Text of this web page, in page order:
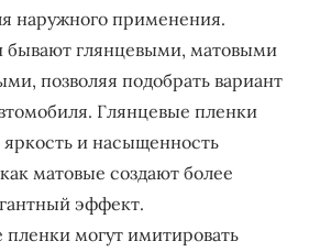
наружного применения.
бывают глянцевыми, матовыми
позволяя подобрать вариант
Глянцевые пленки
и насыщенность
матовые создают более
эффект.
могут имитировать